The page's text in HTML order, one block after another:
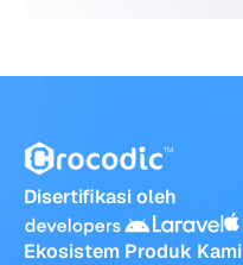
Disertifikasi oleh
Ekosistem Produk Kami